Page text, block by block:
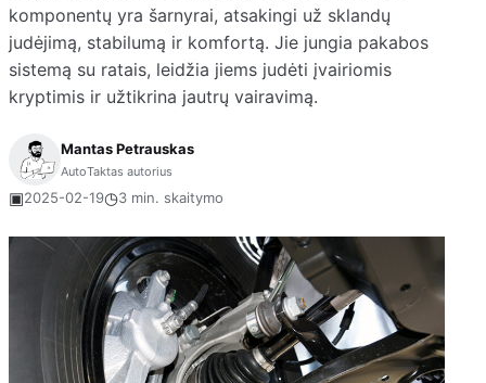
komponentų yra šarnyrai, atsakingi už sklandų
judėjimą, stabilumą ir komfortą. Jie jungia pakabos
sistemą su ratais, leidžia jiems judėti įvairiomis
kryptimis ir užtikrina jautrų vairavimą.
Mantas Petrauskas
AutoTaktas autorius
▣2025-02-19◷3 min. skaitymo